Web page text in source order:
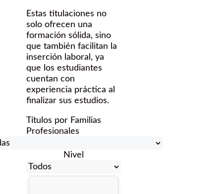
Estas titulaciones no
solo ofrecen una
formación sólida, sino
que también facilitan la
inserción laboral, ya
que los estudiantes
cuentan con
experiencia práctica al
finalizar sus estudios.
Títulos por Familias
Profesionales
Nivel